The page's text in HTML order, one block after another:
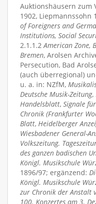
Auktionshäusern zum
1902, Liepmannssohn
of Foreigners and
Institutions, Social
2.1.1.2 American Zone,
Bremen, Arolsen
Persecution, Bad
(auch überregional)
u. a. in: NZfM,
Deutsche Musik-Zeitung,
Handelsblatt, Signale
Chronik (Frankfurter
Blatt, Heidelberger
Wiesbadener General-
Volkszeitung.
des ganzen badischen
Königl. Musikschule
1896/97; ergänzend:
Königl. Musikschule
zur Chronik der Anstalt
100. Konzertes am 3.